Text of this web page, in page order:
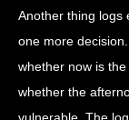
Another thing logs
one more
whether now is
whether the
vulnerable. The